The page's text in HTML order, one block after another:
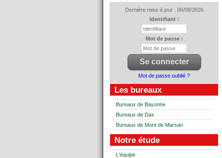
Dernière mise à jour : 06/08/2026
Identifiant :
Mot de passe :
Mot de passe oublié ?
Les bureaux
Bureaux de Bayonne
Bureaux de Dax
Bureaux de Mont de Marsan
Notre étude
L'équipe